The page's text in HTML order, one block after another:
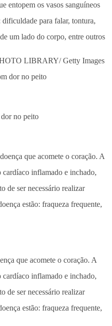
entopem os vasos sanguíneos
dificuldade para falar, tontura,
um lado do corpo, entre outros
LIBRARY/ Getty Images
no peito
que acomete o coração. A
inflamado e inchado,
de ser necessário realizar
estão: fraqueza frequente,